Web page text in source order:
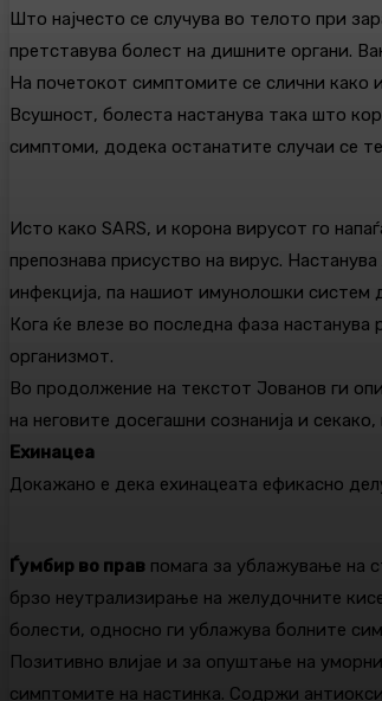
Што најчесто се случува во телото при
претставува болест на дишните органи.
На почетокот симптомите се слични како
Всушност, болеста настанува така што
симптоми, додека останатите случаи се
Исто како SARS, и корона вирусот го
препознава присуство на вирус.
инфекција, па нашиот имунолошки систем
Кога ќе влезе во последна фаза
организмот.
Во продолжение на текстот Јованов ги
на неговите досегашни сознанија и
Ехинацеа
Докажано е дека ехинацеата ефикасно
Ѓумбир во прав помага за ублажување на
брзо неутрализирање на желудочните
болести, односно ги ублажува болните
Позитивно влијае и за опуштање на
симптомите на настинка. Содржи